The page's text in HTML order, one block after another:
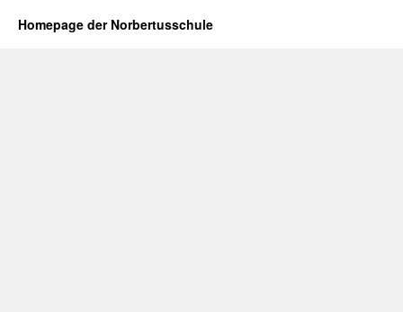
Homepage der Norbertusschule